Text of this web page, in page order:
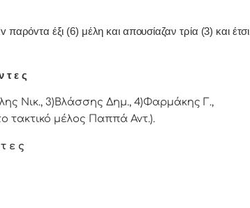
έξι (6) μέλη και απουσίαζαν τρία (3) και έτσι
τ ε ς
Νικ., 3)Βλάσσης Δημ., 4)Φαρμάκης Γ.,
τακτικό μέλος Παππά Αντ.).
ε ς